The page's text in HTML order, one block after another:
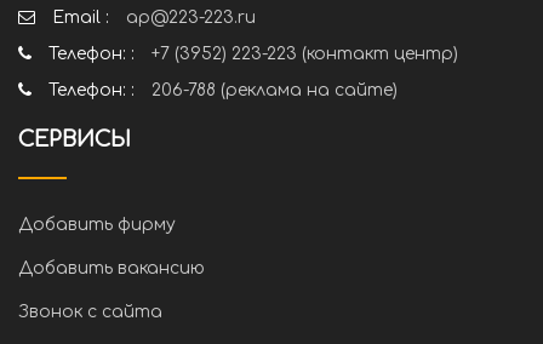
Email :
ap@223-223.ru
Телефон: :
+7 (3952) 223-223 (контакт центр)
Телефон: :
206-788 (реклама на сайте)
СЕРВИСЫ
Добавить фирму
Добавить вакансию
Звонок с сайта